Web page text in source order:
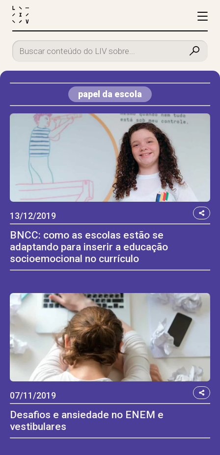
papel da escola
13/12/2019
BNCC: como as escolas estão se
adaptando para inserir a educação
socioemocional no currículo
07/11/2019
Desafios e ansiedade no ENEM e
vestibulares